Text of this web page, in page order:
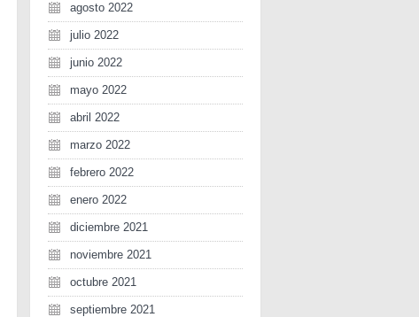
agosto 2022
julio 2022
junio 2022
mayo 2022
abril 2022
marzo 2022
febrero 2022
enero 2022
diciembre 2021
noviembre 2021
octubre 2021
septiembre 2021